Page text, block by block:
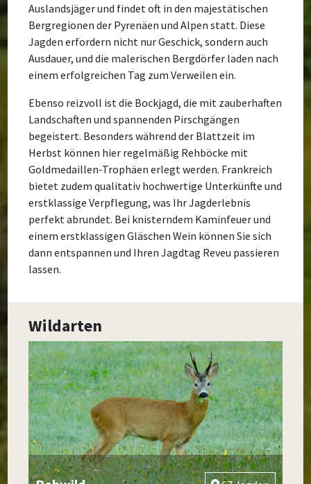
Auslandsjäger und findet oft in den majestätischen
Bergregionen der Pyrenäen und Alpen statt. Diese
Jagden erfordern nicht nur Geschick, sondern auch
Ausdauer, und die malerischen Bergdörfer laden nach
einem erfolgreichen Tag zum Verweilen ein.
Ebenso reizvoll ist die Bockjagd, die mit zauberhaften
Landschaften und spannenden Pirschgängen
begeistert. Besonders während der Blattzeit im
Herbst können hier regelmäßig Rehböcke mit
Goldmedaillen-Trophäen erlegt werden. Frankreich
bietet zudem qualitativ hochwertige Unterkünfte und
erstklassige Verpflegung, was Ihr Jagderlebnis
perfekt abrundet. Bei knisterndem Kaminfeuer und
einem erstklassigen Gläschen Wein können Sie sich
dann entspannen und Ihren Jagdtag Reveu passieren
lassen.
Wildarten